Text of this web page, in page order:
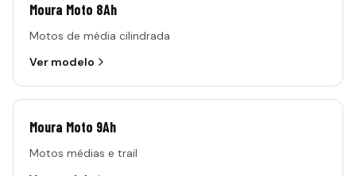
Moura Moto 8Ah
Motos de média cilindrada
Ver modelo
Moura Moto 9Ah
Motos médias e trail